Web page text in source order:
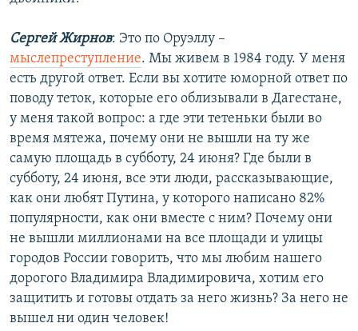
Сергей Жирнов: Это по Оруэллу –
мыслепреступление. Мы живем в 1984 году. У меня
есть другой ответ. Если вы хотите юморной ответ по
поводу теток, которые его облизывали в Дагестане,
у меня такой вопрос: а где эти тетеньки были во
время мятежа, почему они не вышли на ту же
самую площадь в субботу, 24 июня? Где были в
субботу, 24 июня, все эти люди, рассказывающие,
как они любят Путина, у которого написано 82%
популярности, как они вместе с ним? Почему они
не вышли миллионами на все площади и улицы
городов России говорить, что мы любим нашего
дорогого Владимира Владимировича, хотим его
защитить и готовы отдать за него жизнь? За него не
вышел ни один человек!